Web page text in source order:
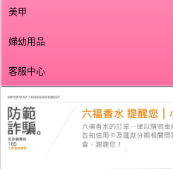
美甲
婦幼用品
客服中心